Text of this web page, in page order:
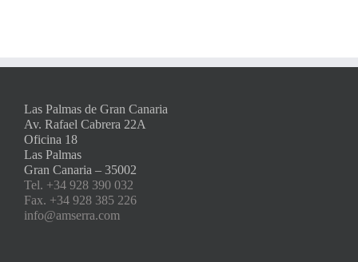
Las Palmas de Gran Canaria
Av. Rafael Cabrera 22A
Oficina 18
Las Palmas
Gran Canaria – 35002
Tel. +34 928 390 032
Fax. +34 928 385 226
info@amserra.com